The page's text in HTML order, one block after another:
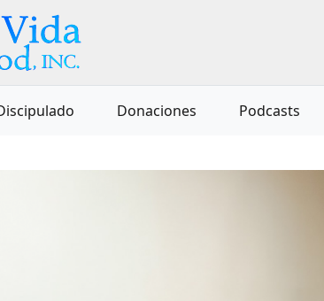
Donaciones Podcasts